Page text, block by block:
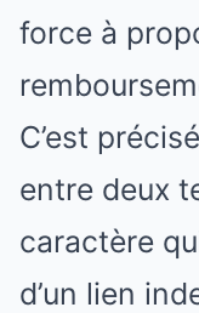
force à
C’est
entre deux
caractère
d’un lien